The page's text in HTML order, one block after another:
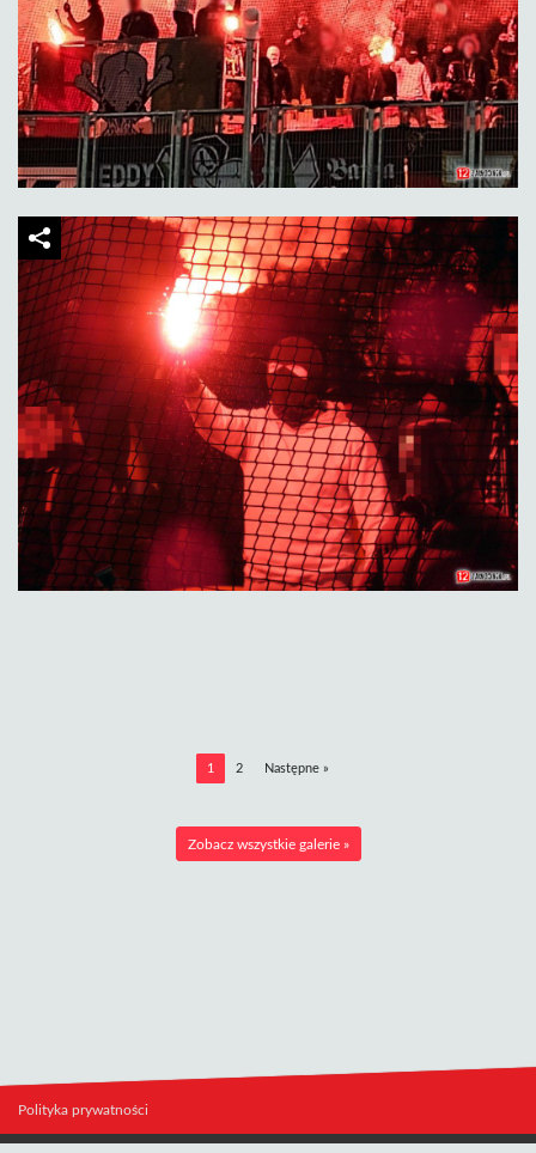
1 2 Następne »
Zobacz wszystkie galerie »
Polityka prywatności